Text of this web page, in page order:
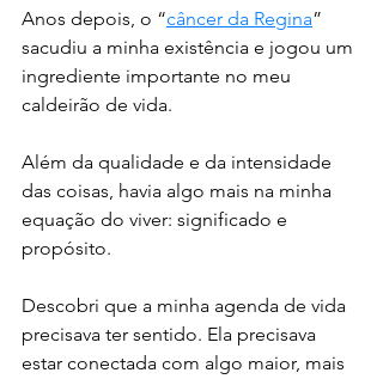
Anos depois, o “câncer da Regina”
sacudiu a minha existência e jogou um
ingrediente importante no meu
caldeirão de vida.
Além da qualidade e da intensidade
das coisas, havia algo mais na minha
equação do viver: significado e
propósito.
Descobri que a minha agenda de vida
precisava ter sentido. Ela precisava
estar conectada com algo maior, mais